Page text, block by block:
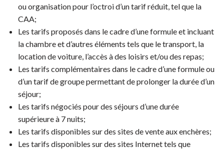
ou organisation pour l’octroi d’un tarif réduit, tel que la
CAA;
Les tarifs proposés dans le cadre d’une formule et incluant
la chambre et d’autres éléments tels que le transport, la
location de voiture, l’accès à des loisirs et/ou des repas;
Les tarifs complémentaires dans le cadre d’une formule ou
d’un tarif de groupe permettant de prolonger la durée d’un
séjour;
Les tarifs négociés pour des séjours d’une durée
supérieure à 7 nuits;
Les tarifs disponibles sur des sites de vente aux enchères;
Les tarifs disponibles sur des sites Internet tels que